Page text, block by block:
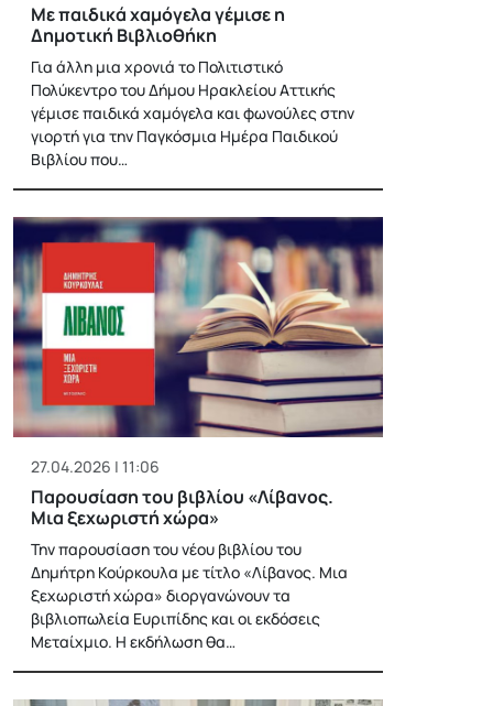
Με παιδικά χαμόγελα γέμισε η
Δημοτική Βιβλιοθήκη
Για άλλη μια χρονιά το Πολιτιστικό
Πολύκεντρο του Δήμου Ηρακλείου Αττικής
γέμισε παιδικά χαμόγελα και φωνούλες στην
γιορτή για την Παγκόσμια Ημέρα Παιδικού
Βιβλίου που…
27.04.2026 | 11:06
Παρουσίαση του βιβλίου «Λίβανος.
Μια ξεχωριστή χώρα»
Την παρουσίαση του νέου βιβλίου του
Δημήτρη Κούρκουλα με τίτλο «Λίβανος. Μια
ξεχωριστή χώρα» διοργανώνουν τα
βιβλιοπωλεία Ευριπίδης και οι εκδόσεις
Μεταίχμιο. Η εκδήλωση θα…